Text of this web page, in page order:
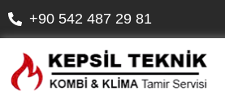
+90 542 487 29 81